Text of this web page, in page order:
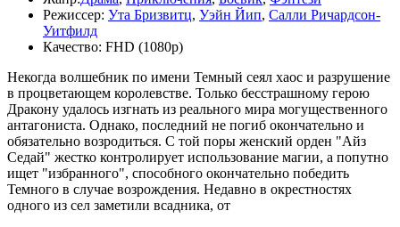
Режиссер: Ута Бризвитц, Уэйн Йип, Салли Ричардсон-
Уитфилд
Качество: FHD (1080p)
Некогда волшебник по имени Темный сеял хаос и разрушение
в процветающем королевстве. Только бесстрашному герою
Дракону удалось изгнать из реального мира могущественного
антагониста. Однако, последний не погиб окончательно и
обязательно возродиться. С той поры женский орден "Айз
Седай" жестко контролирует использование магии, а попутно
ищет "избранного", способного окончательно победить
Темного в случае возрождения. Недавно в окрестностях
одного из сел заметили всадника, от